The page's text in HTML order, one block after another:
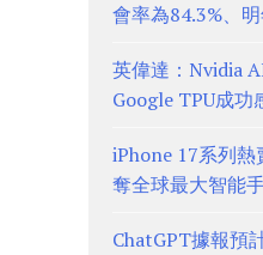
會率為84.3%、
英偉達：Nvidia
Google TPU成功
iPhone 17系列
奪全球最大智能
ChatGPT據報預